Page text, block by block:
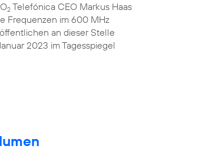
2 Telefónica CEO Markus Haas
Frequenzen im 600 MHz
an dieser Stelle
2023 im Tagesspiegel